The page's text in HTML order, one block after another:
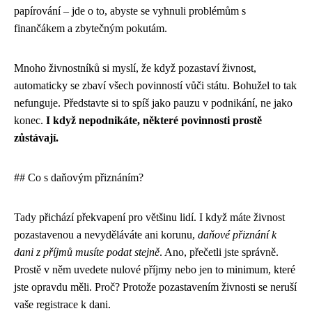
papírování – jde o to, abyste se vyhnuli problémům s
finančákem a zbytečným pokutám.
Mnoho živnostníků si myslí, že když pozastaví živnost,
automaticky se zbaví všech povinností vůči státu. Bohužel to tak
nefunguje. Představte si to spíš jako pauzu v podnikání, ne jako
konec. I když nepodnikáte, některé povinnosti prostě
zůstávají.
## Co s daňovým přiznáním?
Tady přichází překvapení pro většinu lidí. I když máte živnost
pozastavenou a nevyděláváte ani korunu, daňové přiznání k
dani z příjmů musíte podat stejně. Ano, přečetli jste správně.
Prostě v něm uvedete nulové příjmy nebo jen to minimum, které
jste opravdu měli. Proč? Protože pozastavením živnosti se neruší
vaše registrace k dani.